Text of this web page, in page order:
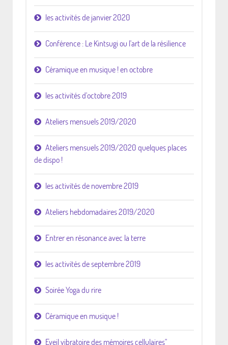
les activités de janvier 2020
Conférence : Le Kintsugi ou l'art de la résilience
Céramique en musique ! en octobre
les activités d'octobre 2019
Ateliers mensuels 2019/2020
Ateliers mensuels 2019/2020 quelques places
de dispo !
les activités de novembre 2019
Ateliers hebdomadaires 2019/2020
Entrer en résonance avec la terre
les activités de septembre 2019
Soirée Yoga du rire
Céramique en musique !
Eveil vibratoire des mémoires cellulaires"